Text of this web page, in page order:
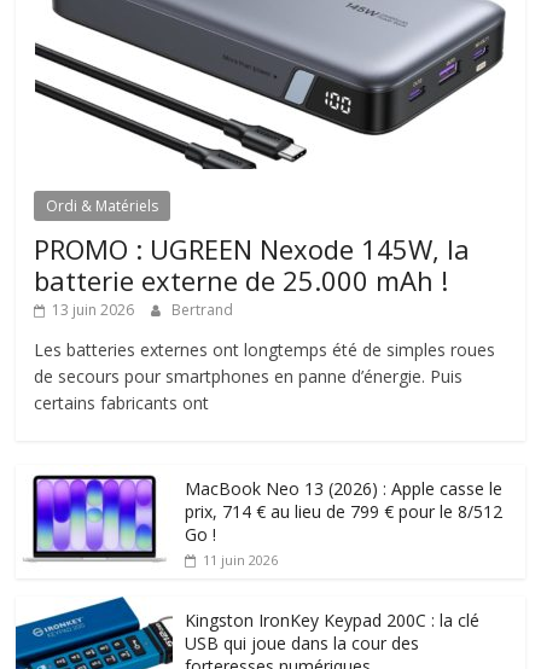
Ordi & Matériels
PROMO : UGREEN Nexode 145W, la
batterie externe de 25.000 mAh !
13 juin 2026 Bertrand
Les batteries externes ont longtemps été de simples roues
de secours pour smartphones en panne d’énergie. Puis
certains fabricants ont
MacBook Neo 13 (2026) : Apple casse le
prix, 714 € au lieu de 799 € pour le 8/512
Go !
11 juin 2026
Kingston IronKey Keypad 200C : la clé
USB qui joue dans la cour des